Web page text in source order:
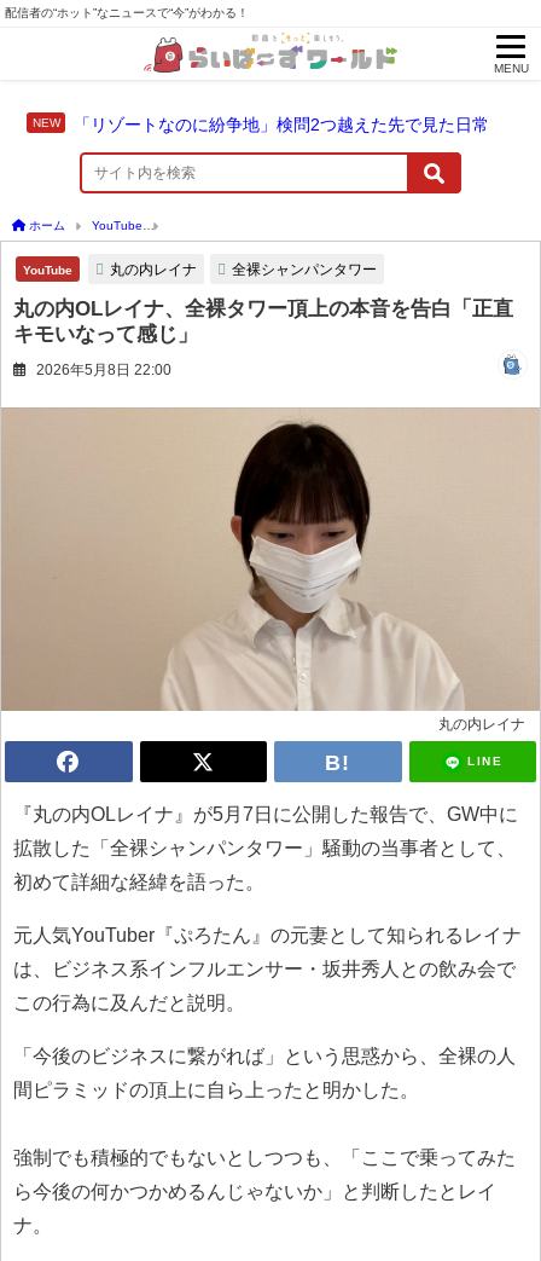
配信者の“ホット”なニュースで“今”がわかる！
MENU
「リゾートなのに紛争地」検問2つ越えた先で見た日常
ホーム YouTube
YouTube 丸の内レイナ 全裸シャンパンタワー
丸の内OLレイナ、全裸タワー頂上の本音を告白「正直
キモいなって感じ」
2026年5月8日 22:00
丸の内レイナ
LINE
『丸の内OLレイナ』が5月7日に公開した報告で、GW中に
拡散した「全裸シャンパンタワー」騒動の当事者として、
初めて詳細な経緯を語った。
元人気YouTuber『ぷろたん』の元妻として知られるレイナ
は、ビジネス系インフルエンサー・坂井秀人との飲み会で
この行為に及んだと説明。
「今後のビジネスに繋がれば」という思惑から、全裸の人
間ピラミッドの頂上に自ら上ったと明かした。
強制でも積極的でもないとしつつも、「ここで乗ってみた
ら今後の何かつかめるんじゃないか」と判断したとレイ
ナ。